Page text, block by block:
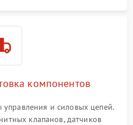
компонентов
и силовых цепей.
клапанов, датчиков